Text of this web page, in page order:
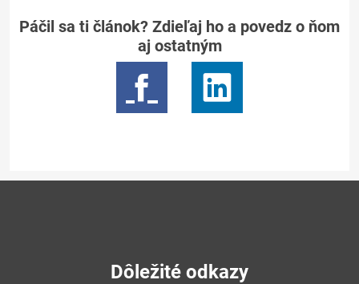
Páčil sa ti článok? Zdieľaj ho a povedz o ňom
aj ostatným
Dôležité odkazy